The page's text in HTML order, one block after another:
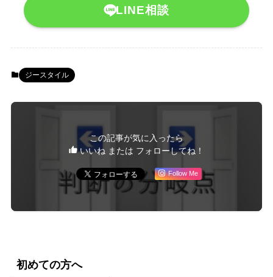
LINE相談
ジースタイル
この記事が気に入ったら
いいね または フォローしてね！
Follow Me
初めての方へ